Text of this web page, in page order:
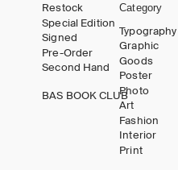
Restock
Special Edition
Signed
Pre-Order
Second Hand
BAS BOOK CLUB
Category
Typography
Graphic
Goods
Poster
Photo
Art
Fashion
Interior
Print